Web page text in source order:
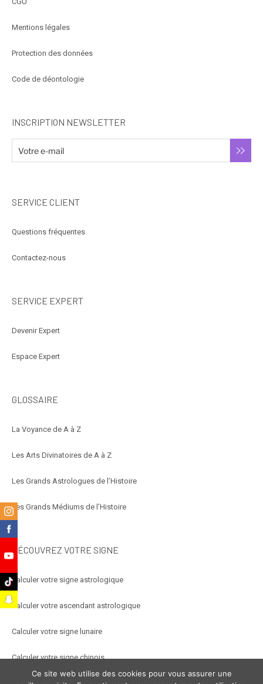
Mentions légales
Protection des données
Code de déontologie
INSCRIPTION NEWSLETTER
SERVICE CLIENT
Questions fréquentes
Contactez-nous
SERVICE EXPERT
Devenir Expert
Espace Expert
GLOSSAIRE
La Voyance de A à Z
Les Arts Divinatoires de A à Z
Les Grands Astrologues de l’Histoire
Les Grands Médiums de l’Histoire
DÉCOUVREZ VOTRE SIGNE
Calculer votre signe astrologique
Calculer votre ascendant astrologique
Calculer votre signe lunaire
Calculer votre signe chinois
Ce site web utilise des cookies pour vous assurer une